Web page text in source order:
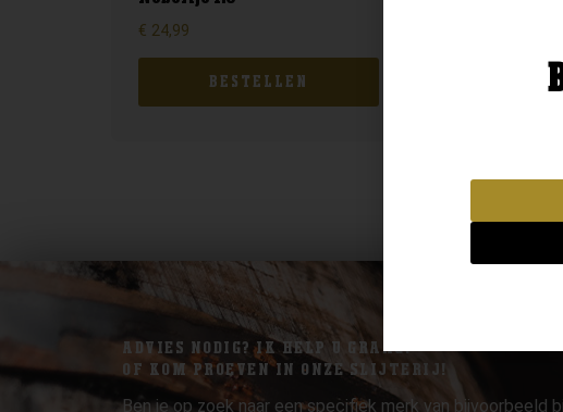
€ 24,99
BESTELLEN
ADVIES NODIG? IK HELP U GRAAG.
OF KOM PROEVEN IN ONZE SLIJTERIJ!
Ben je op zoek naar een specifiek merk van bijvoorbeeld